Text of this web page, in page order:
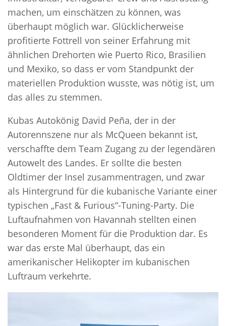
machen, um einschätzen zu können, was
überhaupt möglich war. Glücklicherweise
profitierte Fottrell von seiner Erfahrung mit
ähnlichen Drehorten wie Puerto Rico, Brasilien
und Mexiko, so dass er vom Standpunkt der
materiellen Produktion wusste, was nötig ist, um
das alles zu stemmen.
Kubas Autokönig David Peña, der in der
Autorennszene nur als McQueen bekannt ist,
verschaffte dem Team Zugang zu der legendären
Autowelt des Landes. Er sollte die besten
Oldtimer der Insel zusammentragen, und zwar
als Hintergrund für die kubanische Variante einer
typischen „Fast & Furious“-Tuning-Party. Die
Luftaufnahmen von Havannah stellten einen
besonderen Moment für die Produktion dar. Es
war das erste Mal überhaupt, das ein
amerikanischer Helikopter im kubanischen
Luftraum verkehrte.